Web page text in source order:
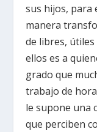
sus hijos, para
manera
de libres,
ellos es a
grado que
trabajo de
le supone una
que perciben